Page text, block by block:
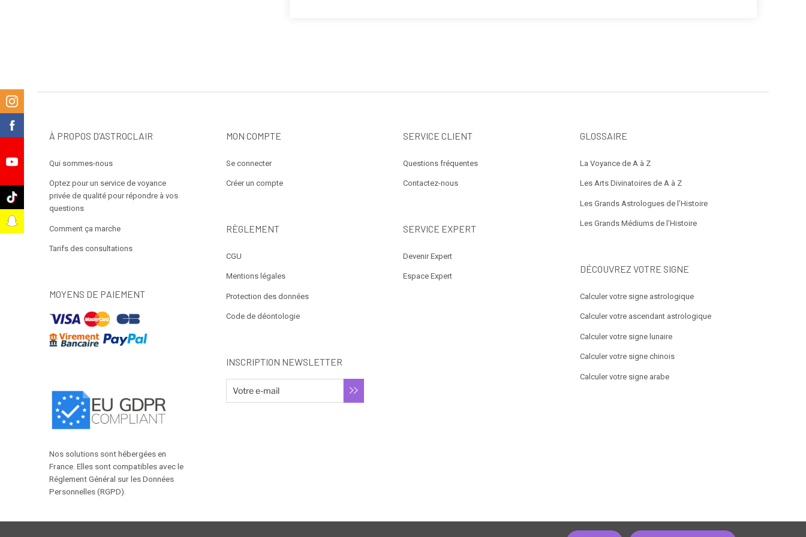
À PROPOS D’ASTROCLAIR
Qui sommes-nous
Optez pour un service de voyance
privée de qualité pour répondre à vos
questions
Comment ça marche
Tarifs des consultations
MOYENS DE PAIEMENT
Nos solutions sont hébergées en
France. Elles sont compatibles avec le
Réglement Général sur les Données
Personnelles (RGPD).
MON COMPTE
Se connecter
Créer un compte
RÈGLEMENT
CGU
Mentions légales
Protection des données
Code de déontologie
INSCRIPTION NEWSLETTER
SERVICE CLIENT
Questions fréquentes
Contactez-nous
SERVICE EXPERT
Devenir Expert
Espace Expert
GLOSSAIRE
La Voyance de A à Z
Les Arts Divinatoires de A à Z
Les Grands Astrologues de l’Histoire
Les Grands Médiums de l’Histoire
DÉCOUVREZ VOTRE SIGNE
Calculer votre signe astrologique
Calculer votre ascendant astrologique
Calculer votre signe lunaire
Calculer votre signe chinois
Calculer votre signe arabe